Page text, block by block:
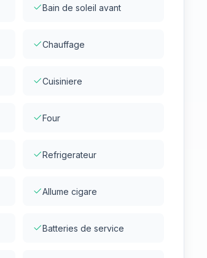
Bain de soleil avant
Chauffage
Cuisiniere
Four
Refrigerateur
Allume cigare
Batteries de service